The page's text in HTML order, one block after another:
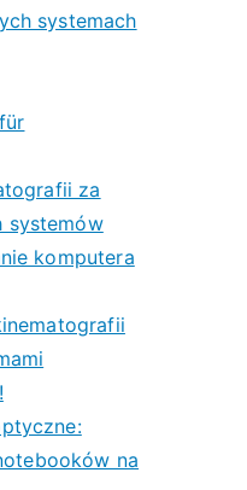
systemach
za
systemów
komputera
na